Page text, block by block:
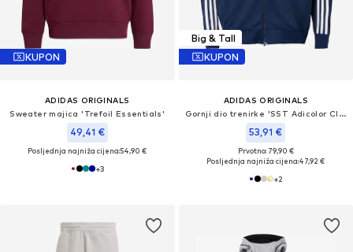
KUPON
ADIDAS ORIGINALS
Sweater majica 'Trefoil Essentials'
49,41 €
Posljednja najniža cijena:54,90 €
+3
Big & Tall
KUPON
ADIDAS ORIGINALS
Gornji dio trenirke 'SST Adicolor Classics'
53,91 €
Prvotno: 79,90 €
Posljednja najniža cijena:47,92 €
+2